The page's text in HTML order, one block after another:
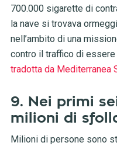
700.000 sigarette di
la nave si trovava
nell’ambito di una
contro il traffico di essere
tradotta da Mediterranea
9. Nei primi
milioni di
Milioni di persone sono